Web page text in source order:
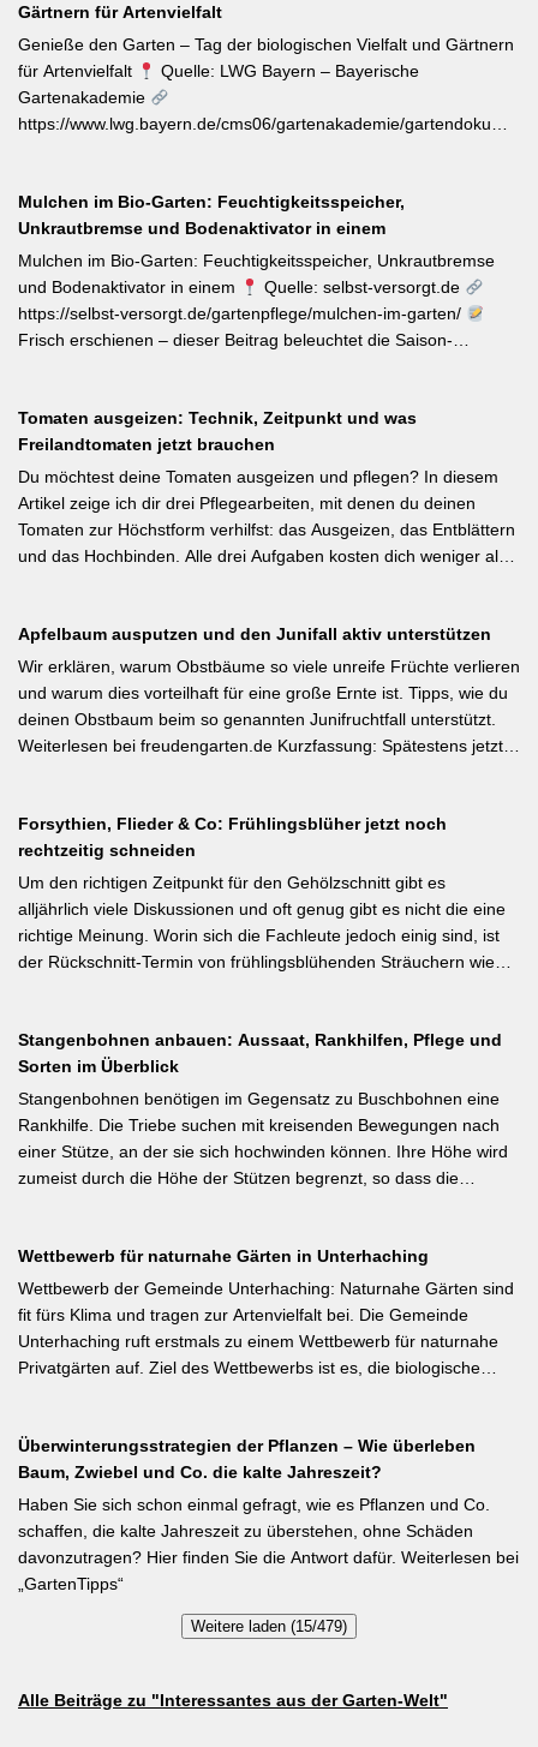
„katzenbuckelnd“ krabbelenden Larven des Kleinen und Großen
Frostspanners können bei Massenbefall kahlen Fraß
verursachen. Gegenmaßnahmen: Leimringe ab Herbst, gezielter
Meisen-Förderung und – falls nötig – biologische
Pflanzenschutzmittel. [Thema-Tag: #Schädlingsbekämpfung
Gärtnern für Artenvielfalt
Genieße den Garten – Tag der biologischen Vielfalt und Gärtnern
für Artenvielfalt
Quelle: LWG Bayern – Bayerische
Gartenakademie
https://www.lwg.bayern.de/cms06/gartenakademie/
Gartenbewirtschaftung – unabhängig von der Gartengröße –
einen messbaren Beitrag zur regionalen Artenvielfalt leistet.
Nützlingsförderung, strukturreiche Beete und der Verzicht auf
Pestizide sind die entscheidenden Stellschrauben. Ein
motivierender Impuls für jeden GBV-Garten. [Thema-Tag:
#Biodiversität #Gartengestaltung #Naturnahergarten]
Mulchen im Bio-Garten: Feuchtigkeitsspeicher,
Unkrautbremse und Bodenaktivator in einem
Mulchen im Bio-Garten: Feuchtigkeitsspeicher, Unkrautbremse
und Bodenaktivator in einem
Quelle: selbst-versorgt.de
https://selbst-versorgt.de/gartenpflege/mulchen-im-garten/
Frisch erschienen – dieser Beitrag beleuchtet die Saison-
Austrocknung. Die ideale Schichtdicke liegt bei 5–10 cm, immer
mit Abstand zum Pflanzenstamm, um Fäulnis zu vermeiden.
Besonders wertvoll: Häufige Fehler wie zu dicke Schichten oder
die Verwendung von frischem Rasenschnitt als alleiniges Material
werden klar benannt. [Thema-Tag: #Bodenpflege #Mulchen
#BiologischerGartenbau]
Tomaten ausgeizen: Technik, Zeitpunkt und was
Freilandtomaten jetzt brauchen
Du möchtest deine Tomaten ausgeizen und pflegen? In diesem
Artikel zeige ich dir drei Pflegearbeiten, mit denen du deinen
Tomaten zur Höchstform verhilfst: das Ausgeizen, das Entblättern
und das Hochbinden. Alle drei Aufgaben kosten dich weniger als
Tomatenkrankheit Braunfäule vorbeugst. Weiterlesen bei
Wurzelwerk – Gartenwissen von Profis Kurzfassung: Ein bildreich
illustrierter Praxis-Leitfaden: Das Ausgeizen beginnt direkt nach
dem Auspflanzen und sollte wöchentlich wiederholt werden.
Geiztriebe morgens entfernen, damit Wunden rasch abtrocknen.
interessant: Der Artikel diskutiert, wann bei Freilandtomaten das
Ausgeizen kontraproduktiv ist – etwa bei buschigen Sorten, die
von Seitentrieben profitieren.
Apfelbaum ausputzen und den Junifall aktiv unterstützen
Wir erklären, warum Obstbäume so viele unreife Früchte verlieren
und warum dies vorteilhaft für eine große Ernte ist. Tipps, wie du
deinen Obstbaum beim so genannten Junifruchtfall unterstützt.
Weiterlesen bei freudengarten.de Kurzfassung: Spätestens jetzt –
% der Blüten werden zu Früchten, ein rechtzeitiges Eingreifen vor
dem Junifall beugt der Alternanz (Abwechslung von
Ertragsjahren) vor. Für Äpfel und Birnen gilt: max. zwei kräftige
Früchte pro Fruchtbüschel, Abstand mindestens eine Handbreit.
Früchte in Schattenzonen vollständig entfernen.
Forsythien, Flieder & Co: Frühlingsblüher jetzt noch
rechtzeitig schneiden
Um den richtigen Zeitpunkt für den Gehölzschnitt gibt es
alljährlich viele Diskussionen und oft genug gibt es nicht die eine
richtige Meinung. Worin sich die Fachleute jedoch einig sind, ist
der Rückschnitt-Termin von frühlingsblühenden Sträuchern wie
Flieder und Zierkirsche bilden ihre Blütenknospen für das nächste
Jahr im Sommer. Der Schnitt direkt nach der Blüte (bei Flieder:
sofort nach dem Verblühen!) ist die letzte Chance – wer jetzt noch
nicht geschnitten hat, sollte spätestens in den nächsten zwei
Wochen ran. Das Grundprinzip: Überflüssige alte Triebe
bodennah entfernen, damit das neue Holz ausreifen kann.
Stangenbohnen anbauen: Aussaat, Rankhilfen, Pflege und
Sorten im Überblick
Stangenbohnen benötigen im Gegensatz zu Buschbohnen eine
Rankhilfe. Die Triebe suchen mit kreisenden Bewegungen nach
einer Stütze, an der sie sich hochwinden können. Ihre Höhe wird
zumeist durch die Höhe der Stützen begrenzt, so dass die
Weiterlesen bei meine-ernte.de Kurzfassung: Bis Mitte Juni ist die
Aussaat von Stangenbohnen direkt ins Freiland noch problemlos
möglich. Samen über Nacht wässern, 5–6 cm tief setzen,
Pflanzabstand 50 cm. Als Mittelzehrer brauchen Stangenbohnen
im Gegensatz zu Buschbohnen eine moderierte Düngung
der Luft binden – Vorfrucht-Wirkung für das nächste Gartenjahr.
Wettbewerb für naturnahe Gärten in Unterhaching
Wettbewerb der Gemeinde Unterhaching: Naturnahe Gärten sind
fit fürs Klima und tragen zur Artenvielfalt bei. Die Gemeinde
Unterhaching ruft erstmals zu einem Wettbewerb für naturnahe
Privatgärten auf. Ziel des Wettbewerbs ist es, die biologische
Verbesserung des Ortsklimas zu leisten. Warum? Entsiegelte
Flächen helfen… Hitze zu reduzieren Regenwasser besser zu
speichern und das Wohnumfeld insgesamt lebenswerter zu
gestalten. Insgesamt drei Gärten werden prämiert. Insgesamt drei
gleichwertige Sieger werden durch eine Expertenjury, bestehend
aus Vertretern der Gemeinde Unterhaching sowie des
gewinnen gibt es jeweils einen Gutschein von Pflanzen-Kölle
das Anmeldeformular siehe auf den Seiten der Gemeinde
Überwinterungsstrategien der Pflanzen – Wie überleben
Baum, Zwiebel und Co. die kalte Jahreszeit?
Haben Sie sich schon einmal gefragt, wie es Pflanzen und Co.
schaffen, die kalte Jahreszeit zu überstehen, ohne Schäden
davonzutragen? Hier finden Sie die Antwort dafür. Weiterlesen bei
„GartenTipps“
Weitere laden (15/479)
Alle Beiträge zu "Interessantes aus der Garten-Welt"